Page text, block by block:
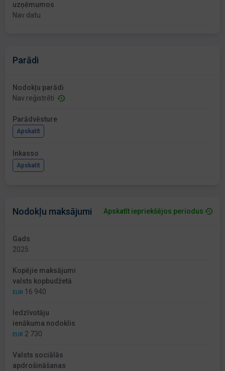
uzņēmumos
Nav datu
Parādi
Nodokļu parādi
Nav reģistrēti
Parādvēsture
Apskatīt
Inkasso
Apskatīt
Nodokļu maksājumi Apskatīt iepriekšējos periodus
Gads
2025
Kopējie maksājumi
valsts kopbudžetā
EUR 16 940
Iedzīvotāju
ienākuma nodoklis
EUR 2 730
Valsts sociālās
apdrošināšanas